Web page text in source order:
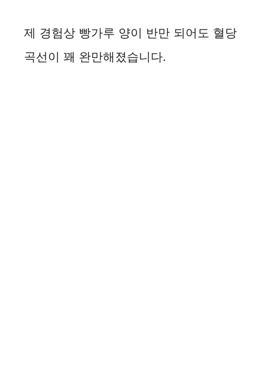
제 경험상 빵가루 양이 반만 되어도 혈당
곡선이 꽤 완만해졌습니다.